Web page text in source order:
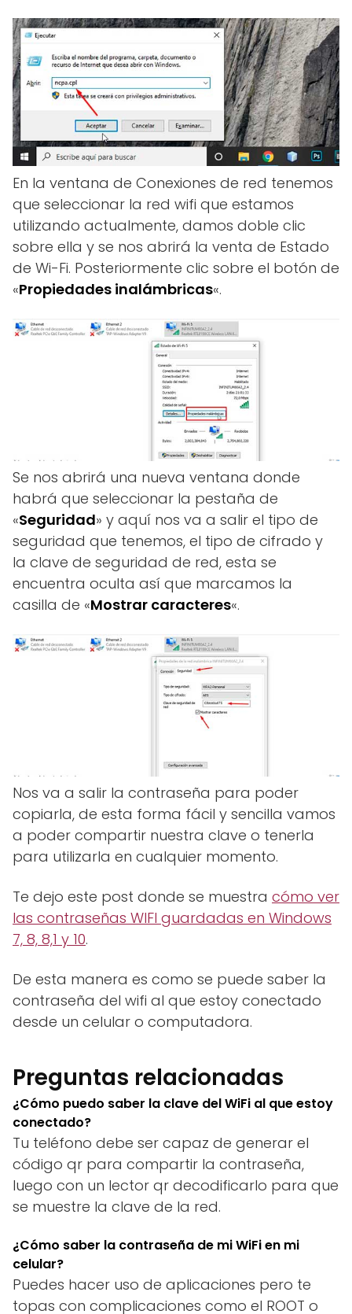
En la ventana de Conexiones de red tenemos
que seleccionar la red wifi que estamos
utilizando actualmente, damos doble clic
sobre ella y se nos abrirá la venta de Estado
de Wi-Fi. Posteriormente clic sobre el botón de
«Propiedades inalámbricas«.
Se nos abrirá una nueva ventana donde
habrá que seleccionar la pestaña de
«Seguridad» y aquí nos va a salir el tipo de
seguridad que tenemos, el tipo de cifrado y
la clave de seguridad de red, esta se
encuentra oculta así que marcamos la
casilla de «Mostrar caracteres«.
Nos va a salir la contraseña para poder
copiarla, de esta forma fácil y sencilla vamos
a poder compartir nuestra clave o tenerla
para utilizarla en cualquier momento.
Te dejo este post donde se muestra cómo ver
las contraseñas WIFI guardadas en Windows
7, 8, 8,1 y 10.
De esta manera es como se puede saber la
contraseña del wifi al que estoy conectado
desde un celular o computadora.
Preguntas relacionadas
¿Cómo puedo saber la clave del WiFi al que estoy
conectado?
Tu teléfono debe ser capaz de generar el
código qr para compartir la contraseña,
luego con un lector qr decodificarlo para que
se muestre la clave de la red.
¿Cómo saber la contraseña de mi WiFi en mi
celular?
Puedes hacer uso de aplicaciones pero te
topas con complicaciones como el ROOT o